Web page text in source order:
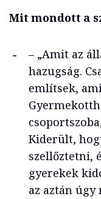
Mit mondott a
– „Amit az
hazugság.
említsek,
Kiderült,
szellőztetni,
gyerekek
az aztán